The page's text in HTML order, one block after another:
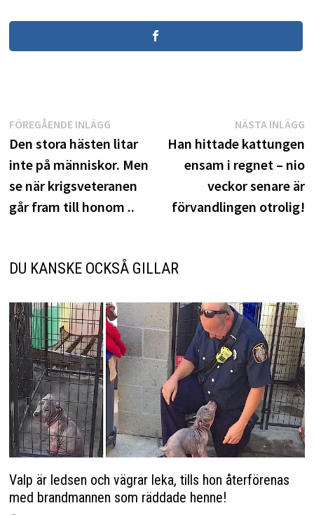
Inläggsnavigering
FÖREGÅENDE INLÄGGFöregående
inlägg:
Den stora hästen litar
inte på människor. Men
se när krigsveteranen
går fram till honom ..
NÄSTA INLÄGG
Han hittade kattungen
ensam i regnet – nio
veckor senare är
förvandlingen otrolig!
DU KANSKE OCKSÅ GILLAR
Valp är ledsen och vägrar leka, tills hon återförenas
med brandmannen som räddade henne!